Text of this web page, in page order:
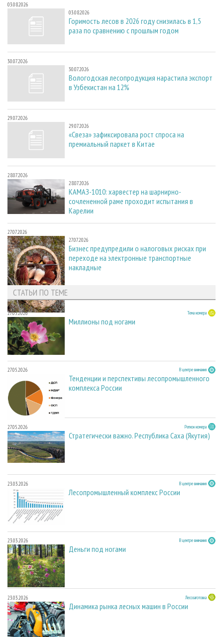
03.08.2026
03.08.2026
Горимость лесов в 2026 году снизилась в 1,5
раза по сравнению с прошлым годом
30.07.2026
30.07.2026
Вологодская лесопродукция нарастила экспорт
в Узбекистан на 12%
29.07.2026
29.07.2026
«Свеза» зафиксировала рост спроса на
премиальный паркет в Китае
28.07.2026
28.07.2026
КАМАЗ-1010: харвестер на шарнирно-
сочлененной раме проходит испытания в
Карелии
27.07.2026
27.07.2026
Бизнес предупредили о налоговых рисках при
переходе на электронные транспортные
накладные
СТАТЬИ ПО ТЕМЕ
27.05.2026 Тема номера
Миллионы под ногами
27.05.2026 В центре внимания
Тенденции и перспективы лесопромышленного
комплекса России
27.05.2026 Регион номера
Стратегически важно. Республика Саха (Якутия)
23.03.2026 В центре внимания
Лесопромышленный комплекс России
23.03.2026 В центре внимания
Деньги под ногами
23.03.2026 Лесозаготовка
Динамика рынка лесных машин в России